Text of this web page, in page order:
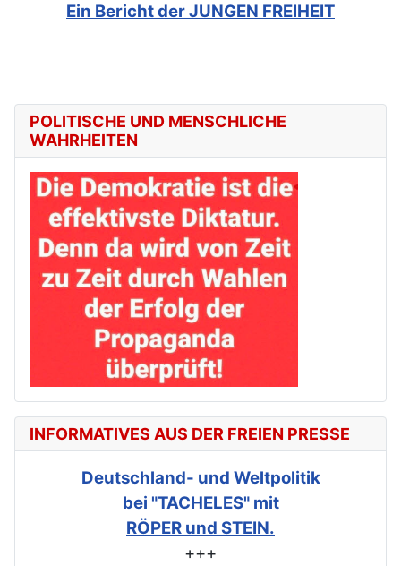
Ein Bericht der JUNGEN FREIHEIT
POLITISCHE UND MENSCHLICHE
WAHRHEITEN
INFORMATIVES AUS DER FREIEN PRESSE
Deutschland- und Weltpolitik
bei "TACHELES" mit
RÖPER und STEIN.
+++